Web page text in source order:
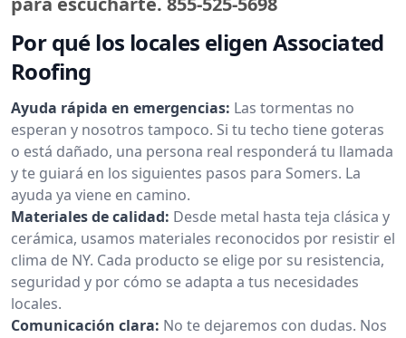
Por qué los locales eligen Associated
Roofing
Ayuda rápida en emergencias: Las tormentas no
esperan y nosotros tampoco. Si tu techo tiene goteras
o está dañado, una persona real responderá tu llamada
y te guiará en los siguientes pasos para Somers. La
ayuda ya viene en camino.
Materiales de calidad: Desde metal hasta teja clásica y
cerámica, usamos materiales reconocidos por resistir el
clima de NY. Cada producto se elige por su resistencia,
seguridad y por cómo se adapta a tus necesidades
locales.
Comunicación clara: No te dejaremos con dudas. Nos